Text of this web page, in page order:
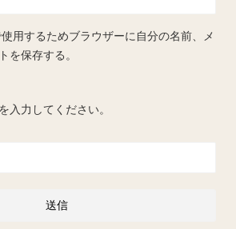
用するためブラウザーに自分の名前、メ
を保存する。
入力してください。